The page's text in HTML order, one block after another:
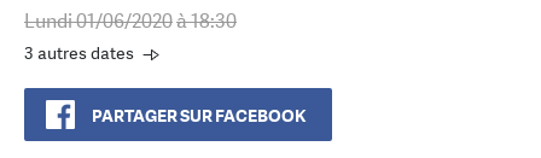
Lundi 01/06/2020à 18:30
3 autres dates
PARTAGER SUR FACEBOOK